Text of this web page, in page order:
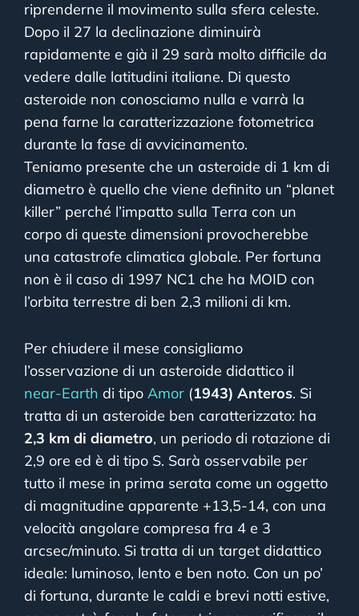
riprenderne il movimento sulla sfera celeste.
Dopo il 27 la declinazione diminuirà
rapidamente e già il 29 sarà molto difficile da
vedere dalle latitudini italiane. Di questo
asteroide non conosciamo nulla e varrà la
pena farne la caratterizzazione fotometrica
durante la fase di avvicinamento.
Teniamo presente che un asteroide di 1 km di
diametro è quello che viene definito un “planet
killer” perché l’impatto sulla Terra con un
corpo di queste dimensioni provocherebbe
una catastrofe climatica globale. Per fortuna
non è il caso di 1997 NC1 che ha MOID con
l’orbita terrestre di ben 2,3 milioni di km.
Per chiudere il mese consigliamo
l’osservazione di un asteroide didattico il
near-Earth di tipo Amor (1943) Anteros. Si
tratta di un asteroide ben caratterizzato: ha
2,3 km di diametro, un periodo di rotazione di
2,9 ore ed è di tipo S. Sarà osservabile per
tutto il mese in prima serata come un oggetto
di magnitudine apparente +13,5-14, con una
velocità angolare compresa fra 4 e 3
arcsec/minuto. Si tratta di un target didattico
ideale: luminoso, lento e ben noto. Con un po’
di fortuna, durante le caldi e brevi notti estive,